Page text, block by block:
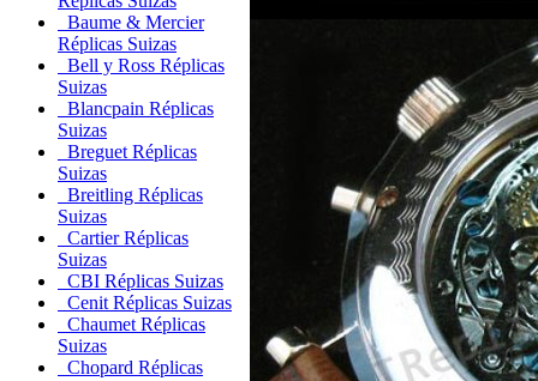
Baume & Mercier
Réplicas Suizas
Bell y Ross Réplicas
Suizas
Blancpain Réplicas
Suizas
Breguet Réplicas
Suizas
Breitling Réplicas
Suizas
Cartier Réplicas
Suizas
CBI Réplicas Suizas
Cenit Réplicas Suizas
Chaumet Réplicas
Suizas
Chopard Réplicas